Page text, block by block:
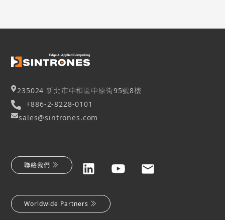
235024 新北市中和區中原街95號8樓
+886-2-8228-0101
sales@sintrones.com
聯絡我們
Worldwide Partners